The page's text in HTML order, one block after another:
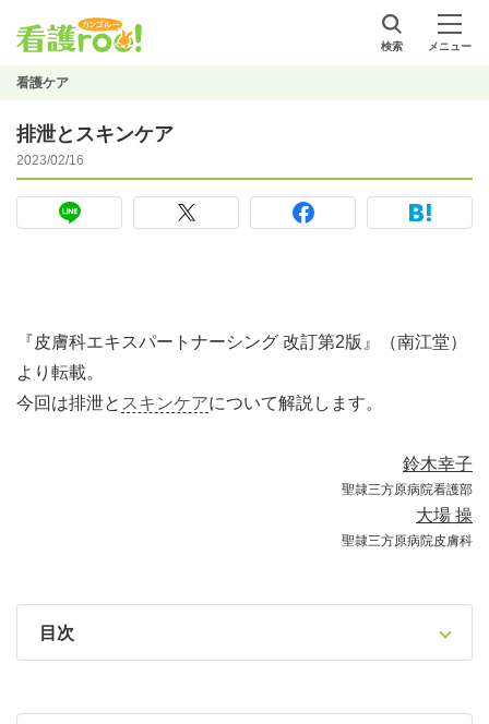
検索 メニュー
看護ケア
排泄とスキンケア
2023/02/16
『皮膚科エキスパートナーシング 改訂第2版』（南江堂）
より転載。
今回は排泄と スキンケアについて解説します。
鈴木幸子
聖隷三方原病院看護部
大場 操
聖隷三方原病院皮膚科
目次